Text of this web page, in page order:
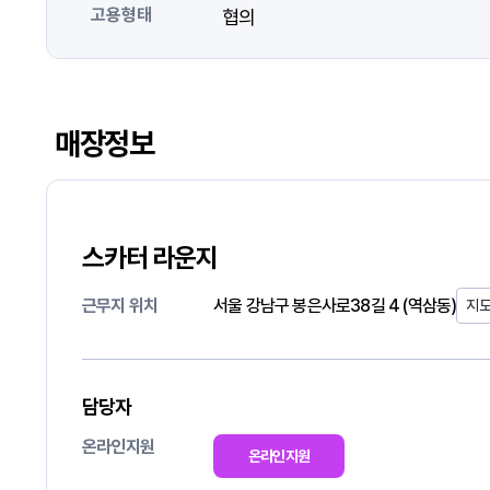
고용형태 협의
매장정보
스카터 라운지
근무지 위치 서울 강남구 봉은사로38길 4 (역삼동) 지
담당자
온라인지원 온라인지원